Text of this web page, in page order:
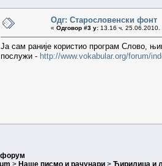
Одг: Старословенски фонт
« Одговор #3 у: 13.16 ч. 25.06.2010.
Ја сам раније користио програм Слово,
послужи - http://www.vokabular.org/forum/
форум
> Наше писмо и рачунари > Ћирилица и